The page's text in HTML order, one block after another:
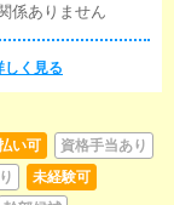
係ありません
しく見る
い可
資格手当あり
未経験可